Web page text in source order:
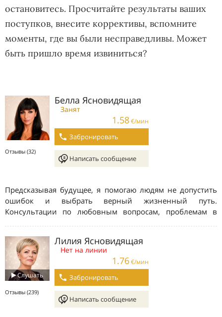
остановитесь. Просчитайте результаты ваших
поступков, внесите коррективы, вспомните
моменты, где вы были несправедливы. Может
быть пришло время извиниться?